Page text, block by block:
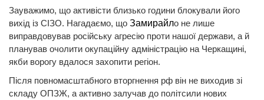
Зауважимо, що активісти близько години блокували його
вихід із СІЗО. Нагадаємо, що Замирайло не лише
виправдовував російську агресію проти нашої держави, а й
планував очолити окупаційну адміністрацію на Черкащині,
якби ворогу вдалося захопити регіон.
Після повномасштабного вторгнення рф він не виходив зі
складу ОПЗЖ, а активно залучав до політсили нових